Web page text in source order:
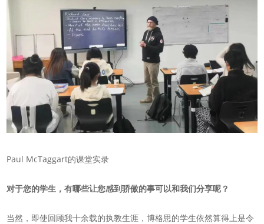
Paul McTaggart的课堂实录
对于您的学生，有哪些让您感到骄傲的事可以和我们分享呢？
当然，即使回顾我十余载的执教生涯，博格思的学生依然算得上是令